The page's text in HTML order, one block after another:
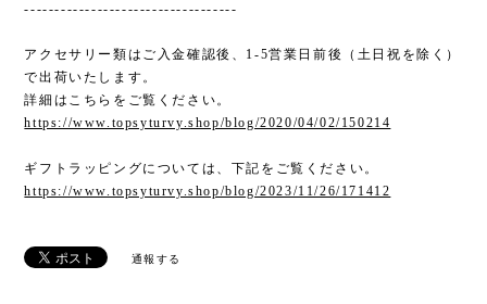
-----------------------------------
アクセサリー類はご入金確認後、1-5営業日前後（土日祝を除く）
で出荷いたします。
詳細はこちらをご覧ください。
https://www.topsyturvy.shop/blog/2020/04/02/150214
ギフトラッピングについては、下記をご覧ください。
https://www.topsyturvy.shop/blog/2023/11/26/171412
通報する